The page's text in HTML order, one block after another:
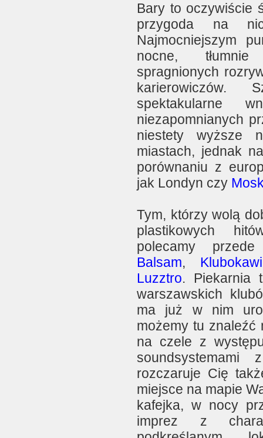
Bary to oczywiście
przygoda na
Najmocniejszym
nocne,
spragnionych
karierowiczów.
spektakularne
niezapomnianych
niestety wyższe
miastach, jednak
porównaniu z
jak Londyn czy
Tym, którzy wolą
plastikowych
polecamy
Balsam,
Luzztro. Piekarnia
warszawskich
ma już w nim
możemy tu znaleźć
na czele z
rozczaruje Cię
miejsce na mapie
kafejka, w nocy
imprez z